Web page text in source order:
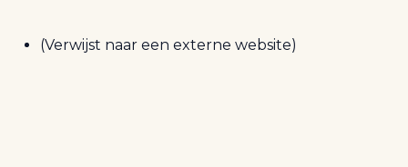
(Verwijst naar een externe website)